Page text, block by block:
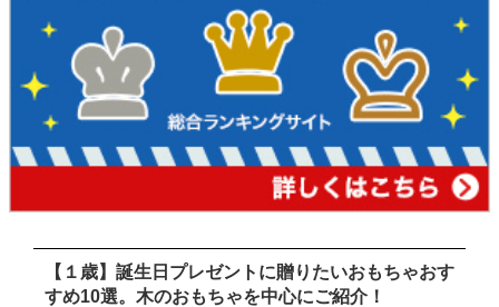
【１歳】誕生日プレゼントに贈りたいおもちゃおす
すめ10選。木のおもちゃを中心にご紹介！